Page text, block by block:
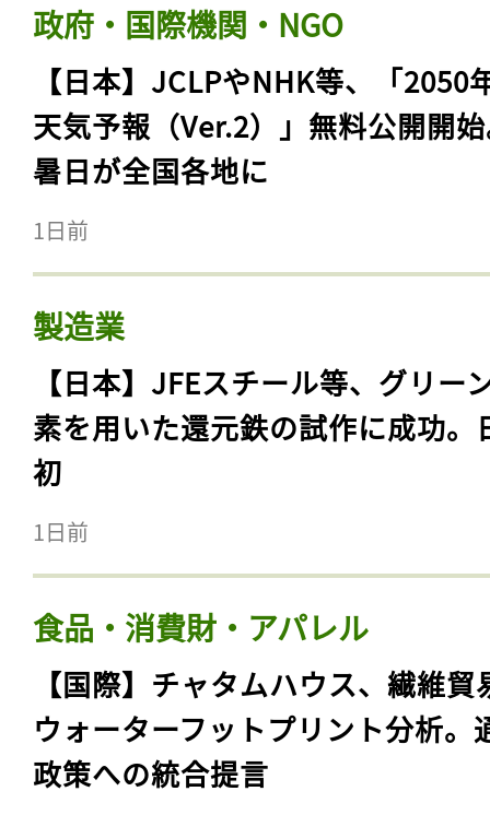
政府・国際機関・NGO
【日本】JCLPやNHK等、「2050
天気予報（Ver.2）」無料公開開
暑日が全国各地に
1日前
製造業
【日本】JFEスチール等、グリー
素を用いた還元鉄の試作に成功。
初
1日前
食品・消費財・アパレル
【国際】チャタムハウス、繊維貿
ウォーターフットプリント分析。
政策への統合提言